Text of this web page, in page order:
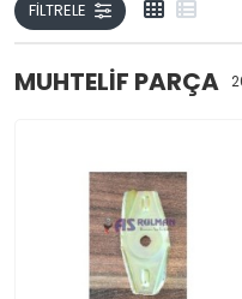
FILTRELE
MUHTELİF PARÇA